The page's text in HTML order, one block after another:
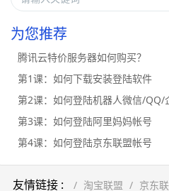
为您推荐
腾讯云特价服务器如何购买？
第1课：如何下载安装登陆软件
第2课：如何登陆机器人微信/QQ/
第3课：如何登陆阿里妈妈帐号
第4课：如何登陆京东联盟帐号
友情链接 : 淘宝联盟 京东